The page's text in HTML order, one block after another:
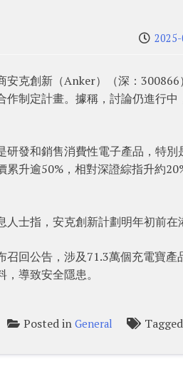
安克創新（Anker）（深：
作制定計畫。據稱，討論仍進行
研發和銷售消費性電子產品，特
累升逾50%，相對深證綜指升約
人士指，安克創新計劃明年初前在
召回公告，涉及71.3萬個充電寶
導致安全隱患。
Posted inGeneral Tagged